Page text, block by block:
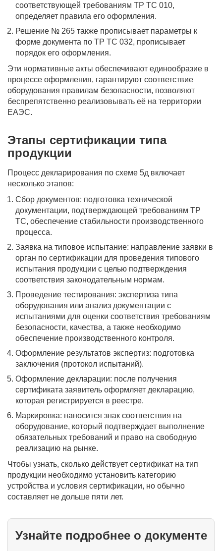
соответствующей требованиям ТР ТС 010,
определяет правила его оформления.
Решение № 265 также прописывает параметры к
форме документа по ТР ТС 032, прописывает
порядок его оформления.
Эти нормативные акты обеспечивают единообразие в
процессе оформления, гарантируют соответствие
оборудования правилам безопасности, позволяют
беспрепятственно реализовывать её на территории
ЕАЭС.
Этапы сертификации типа
продукции
Процесс декларирования по схеме 5д включает
несколько этапов:
Сбор документов: подготовка технической
документации, подтверждающей требованиям ТР
ТС, обеспечение стабильности производственного
процесса.
Заявка на типовое испытание: направление заявки в
орган по сертификации для проведения типового
испытания продукции с целью подтверждения
соответствия законодательным нормам.
Проведение тестирования: экспертиза типа
оборудования или анализ документации с
испытаниями для оценки соответствия требованиям
безопасности, качества, а также необходимо
обеспечение производственного контроля.
Оформление результатов экспертиз: подготовка
заключения (протокол испытаний).
Оформление декларации: после получения
сертификата заявитель оформляет декларацию,
которая регистрируется в реестре.
Маркировка: наносится знак соответствия на
оборудование, который подтверждает выполнение
обязательных требований и право на свободную
реализацию на рынке.
Чтобы узнать, сколько действует сертификат на тип
продукции необходимо установить категорию
устройства и условия сертификации, но обычно
составляет не дольше пяти лет.
Узнайте подробнее о документе